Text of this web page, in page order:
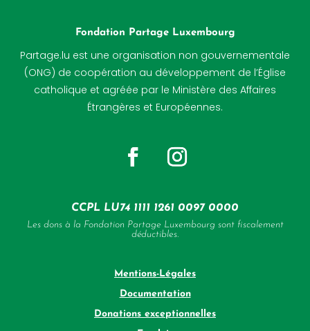
Fondation Partage Luxembourg
Partage.lu est une organisation non gouvernementale
(ONG) de coopération au développement de l’Église
catholique et agréée par le Ministère des Affaires
Étrangères et Européennes.
CCPL LU74 1111 1261 0097 0000
Les dons à la Fondation Partage Luxembourg sont fiscalement
déductibles.
Mentions-Légales
Documentation
Donations exceptionnelles